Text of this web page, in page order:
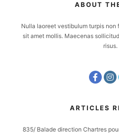
ABOUT
Nulla laoreet vestibulum turpis non
sit amet mollis. Maecenas
risus.
ARTICLES
835/ Balade direction Chartres